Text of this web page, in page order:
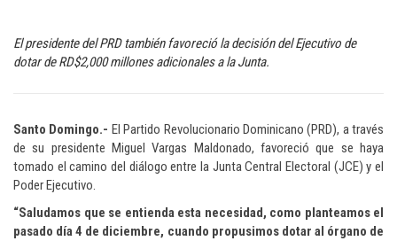
El presidente del PRD también favoreció la decisión del Ejecutivo de
dotar de RD$2,000 millones adicionales a la Junta.
Santo Domingo.- El Partido Revolucionario Dominicano (PRD), a través
de su presidente Miguel Vargas Maldonado, favoreció que se haya
tomado el camino del diálogo entre la Junta Central Electoral (JCE) y el
Poder Ejecutivo.
“Saludamos que se entienda esta necesidad, como planteamos el
pasado día 4 de diciembre, cuando propusimos dotar al órgano de